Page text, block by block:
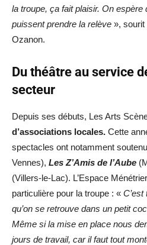
la troupe, ça fait plaisir. On espère
puissent prendre la relève », sourit
Ozanon.
Du théâtre au service
secteur
Depuis ses débuts, Les Arts
d’associations locales. Cette
spectacles ont notamment soutenu
Vennes), Les Z’Amis de l’Aube
(Villers-le-Lac). L’Espace
particulière pour la troupe : «
qu’on se retrouve dans un petit
Même si la mise en place nous
jours de travail, car il faut tout